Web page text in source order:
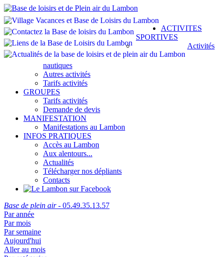
ACTIVITES
SPORTIVES
Activités
nautiques
Autres activités
Tarifs activités
GROUPES
Tarifs activités
Demande de devis
MANIFESTATION
Manifestations au Lambon
INFOS PRATIQUES
Accès au Lambon
Aux alentours...
Actualités
Télécharger nos dépliants
Contacts
Base de plein air- 05.49.35.13.57
Par année
Par mois
Par semaine
Aujourd'hui
Aller au mois